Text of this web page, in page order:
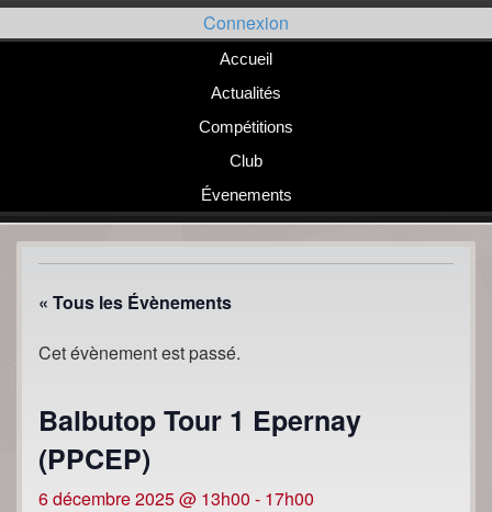
Passer
au
Connexion
Accueil
Actualités
Compétitions
Club
Évenements
« Tous les Évènements
Cet évènement est passé.
Balbutop Tour 1 Epernay
(PPCEP)
6 décembre 2025 @ 13h00 - 17h00